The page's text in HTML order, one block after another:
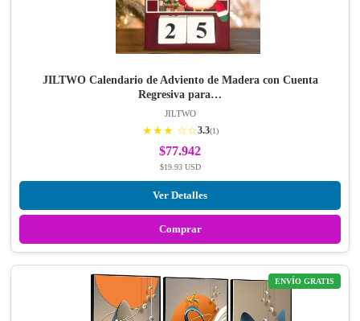
JILTWO Calendario de Adviento de Madera con Cuenta
Regresiva para…
JILTWO
★★★ ☆☆3.3(1)
$77.942
$19.93 USD
Ver Detalles
Comprar
ENVÍO GRATIS